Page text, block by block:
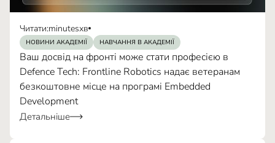
Читати:minutesхв
НОВИНИ АКАДЕМІЇ НАВЧАННЯ В АКАДЕМІЇ
Ваш досвід на фронті може стати професією в
Defence Tech: Frontline Robotics надає ветеранам
безкоштовне місце на програмі Embedded
Development
Детальніше